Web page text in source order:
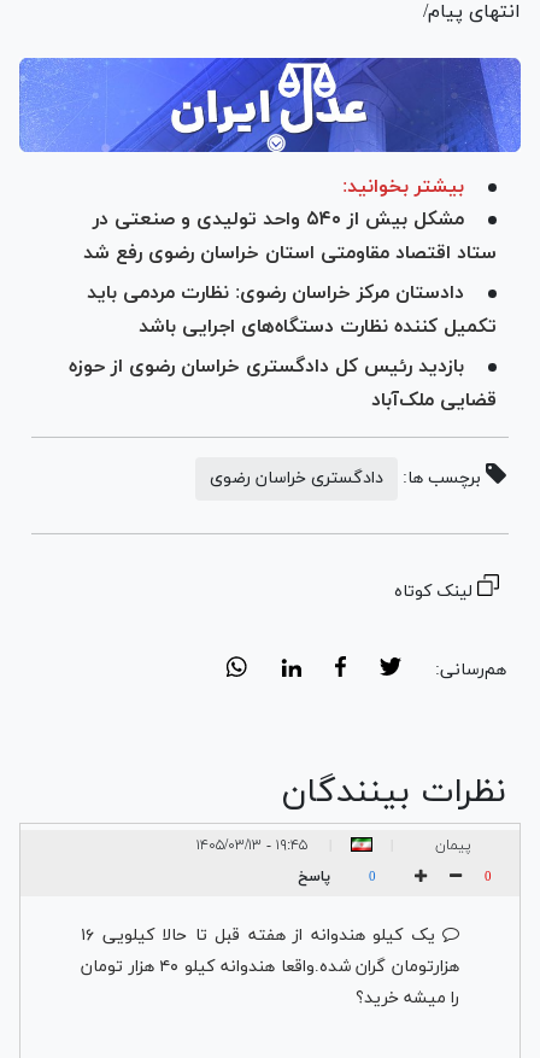
انتهای پیام/
بیشتر بخوانید:
مشکل بیش از ۵۴۰ واحد تولیدی و صنعتی در
ستاد اقتصاد مقاومتی استان خراسان رضوی رفع شد
دادستان مرکز خراسان رضوی: نظارت مردمی باید
تکمیل کننده نظارت دستگاه‌های اجرایی باشد
بازدید رئیس کل دادگستری خراسان رضوی از حوزه
قضایی ملک‌آباد
برچسب ها: دادگستری خراسان رضوی
لینک کوتاه
هم‌رسانی:
نظرات بینندگان
پیمان ۱۹:۴۵ - ۱۴۰۵/۰۳/۱۳
0
0 پاسخ
یک کیلو هندوانه از هفته قبل تا حالا کیلویی ۱۶
هزارتومان گران شده.واقعا هندوانه کیلو ۴۰ هزار تومان
را میشه خرید؟